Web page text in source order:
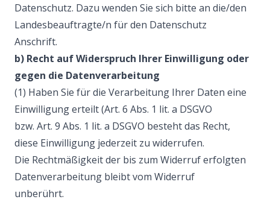
Datenschutz. Dazu wenden Sie sich bitte an die/den
Landesbeauftragte/n für den Datenschutz
Anschrift.
b) Recht auf Widerspruch Ihrer Einwilligung oder
gegen die Datenverarbeitung
(1) Haben Sie für die Verarbeitung Ihrer Daten eine
Einwilligung erteilt (Art. 6 Abs. 1 lit. a DSGVO
bzw. Art. 9 Abs. 1 lit. a DSGVO besteht das Recht,
diese Einwilligung jederzeit zu widerrufen.
Die Rechtmäßigkeit der bis zum Widerruf erfolgten
Datenverarbeitung bleibt vom Widerruf
unberührt.